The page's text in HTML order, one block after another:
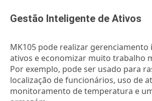
Gestão Inteligente de Ativos
MK105 pode realizar
ativos e economizar muito trabalho
Por exemplo, pode ser usado para
localização de funcionários, uso de
monitoramento de temperatura e